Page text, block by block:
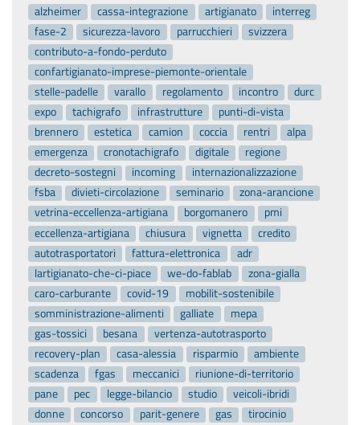
alzheimer
cassa-integrazione artigianato
interreg
fase-2
sicurezza-lavoro parrucchieri
svizzera
contributo-a-fondo-perduto
confartigianato-imprese-piemonte-orientale
stelle-padelle
varallo regolamento incontro
durc
expo
tachigrafo infrastrutture
punti-di-vista
brennero
estetica camion coccia rentri
alpa
emergenza
cronotachigrafo digitale
regione
decreto-sostegni
incoming
internazionalizzazione
fsba
divieti-circolazione seminario
zona-arancione
vetrina-eccellenza-artigiana
borgomanero
pmi
eccellenza-artigiana
chiusura vignetta
credito
autotrasportatori
fattura-elettronica
adr
lartigianato-che-ci-piace
we-do-fablab
zona-gialla
caro-carburante
covid-19
mobilit-sostenibile
somministrazione-alimenti
galliate
mepa
gas-tossici
besana
vertenza-autotrasporto
recovery-plan
casa-alessia risparmio
ambiente
scadenza
fgas meccanici
riunione-di-territorio
pane
pec legge-bilancio studio
veicoli-ibridi
donne
concorso parit-genere gas
tirocinio